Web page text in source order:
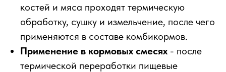
костей и мяса проходят термическую
обработку, сушку и измельчение, после чего
применяются в составе комбикормов.
Применение в кормовых смесях - после
термической переработки пищевые